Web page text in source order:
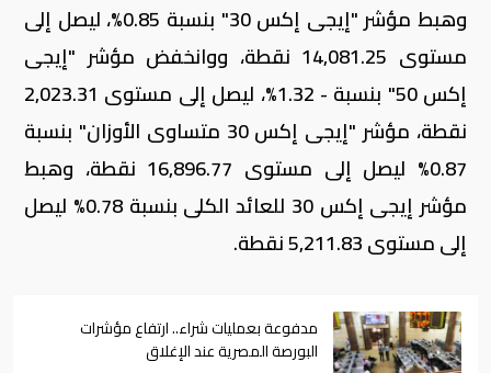
وهبط مؤشر "إيجى إكس 30" بنسبة 0.85%، ليصل إلى
مستوى 14,081.25 نقطة، ووانخفض مؤشر "إيجى
إكس 50" بنسبة - 1.32%، ليصل إلى مستوى 2,023.31
نقطة، مؤشر "إيجى إكس 30 متساوى الأوزان" بنسبة
0.87% ليصل إلى مستوى 16,896.77 نقطة، وهبط
مؤشر إيجى إكس 30 للعائد الكلى بنسبة 0.78% ليصل
إلى مستوى 5,211.83 نقطة
.
مدفوعة بعمليات شراء.. ارتفاع مؤشرات
البورصة المصرية عند الإغلاق